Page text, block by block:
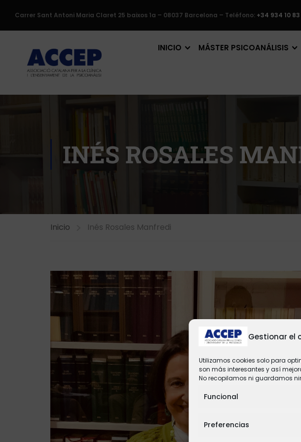
Gestionar el
Utilizamos cookies solo para
son más interesantes y así
No recopilamos ni guardamos
Funcional
Preferencias
Carrer Sant Antoni Maria Claret 25 baixos 1a – 08037 Barcelona – Teléfono: +34 934 10 83
INICIO MÁSTER PSICOANÁLISIS
INÉS ROSALES
Inicio Inés Rosales Manfredi